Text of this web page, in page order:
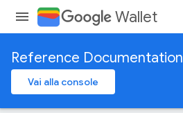
Wallet
Reference Documentation
Vai alla console